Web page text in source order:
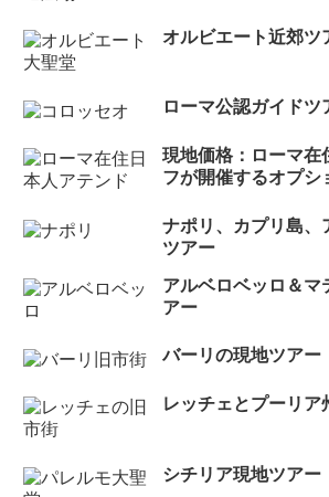
オルビエート近郊ツ
ローマ公認ガイドツ
現地価格：ローマ在
フが開催するオプシ
ナポリ、カプリ島、
ツアー
アルベロベッロ＆マ
アー
バーリの現地ツアー
レッチェとプーリア
シチリア現地ツアー